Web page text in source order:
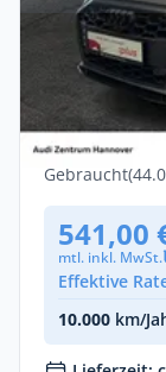
Privat &
Audi S4
Kamera
Diesel •
Gebraucht
541,00
mtl. inkl. MwSt.
Effektive
10.000 km/